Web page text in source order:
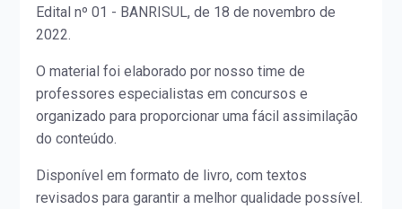
Edital nº 01 - BANRISUL, de 18 de novembro de
2022.
O material foi elaborado por nosso time de
professores especialistas em concursos e
organizado para proporcionar uma fácil assimilação
do conteúdo.
Disponível em formato de livro, com textos
revisados para garantir a melhor qualidade possível.